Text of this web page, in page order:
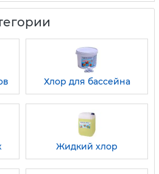
Хлор для бассейна
Жидкий хлор